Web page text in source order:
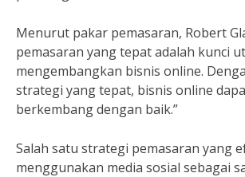
Menurut pakar pemasaran, Robert
pemasaran yang tepat adalah kunci
mengembangkan bisnis online.
strategi yang tepat, bisnis online
berkembang dengan baik.”
Salah satu strategi pemasaran yang
menggunakan media sosial sebagai